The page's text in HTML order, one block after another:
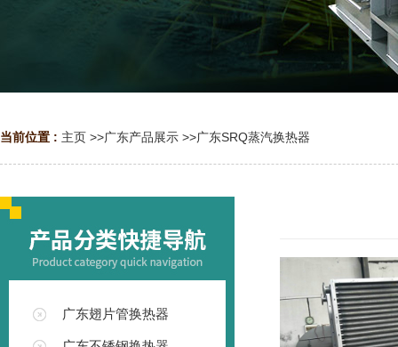
当前位置 : 主页 >>广东产品展示 >>广东SRQ蒸汽换热器
广东翅片管换热器